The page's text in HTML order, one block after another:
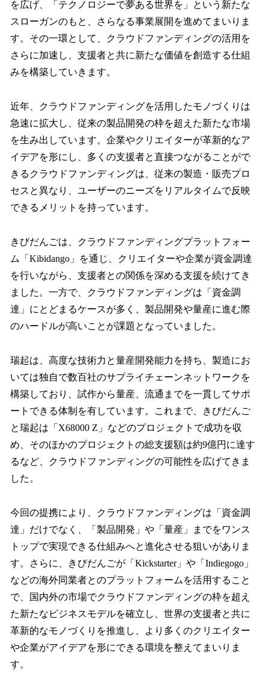
を広げ、「テクノロジーで夢ある世界を」という新たな
スローガンのもと、さらなる事業展開を進めてまいりま
す。その一環として、クラウドファンディングの活用を
さらに加速し、支援者と共に新たな価値を創造する仕組
みを構築していきます。
近年、クラウドファンディングを活用したモノづくりは
急速に拡大し、従来の製品開発の枠を超えた新たな市場
を生み出しています。企業やクリエイターが革新的なア
イデアを形にし、多くの支援者と直接つながることがで
きるクラウドファンディングは、従来の製造・販売プロ
セスと異なり、ユーザーのニーズをリアルタイムで反映
できるメリットを持っています。
きびだんごは、クラウドファンディングプラットフォー
ム「Kibidango」を通じ、クリエイターや企業が資金調達
を行いながら、支援者との関係を深める支援を続けてき
ました。一方で、クラウドファンディングは「資金調
達」にとどまるケースが多く、製品開発や量産に進む際
のハードルが高いことが課題となっていました。
瑞起は、高度な技術力と量産開発能力を持ち、製造にお
いては独自で数百社のサプライチェーンネットワークを
構築しており、試作から量産、流通までを一貫してサポ
ートできる体制を有しています。これまで、きびだんご
と瑞起は「X68000 Z」などのプロジェクトで成功を収
め、そのほかのプロジェクトの総支援額は約9億円に達す
るなど、クラウドファンディングの可能性を広げてきま
した。
今回の提携により、クラウドファンディングは「資金調
達」だけでなく、「製品開発」や「量産」までをワンス
トップで実現できる仕組みへと進化させる狙いがありま
す。さらに、きびだんごが「Kickstarter」や「Indiegogo」
などの海外同業者とのプラットフォームを活用すること
で、国内外の市場でクラウドファンディングの枠を超え
た新たなビジネスモデルを確立し、世界の支援者と共に
革新的なモノづくりを推進し、より多くのクリエイター
や企業がアイデアを形にできる環境を整えてまいりま
す。